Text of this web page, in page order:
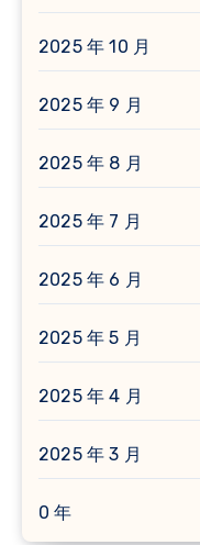
2025 年 10 月
2025 年 9 月
2025 年 8 月
2025 年 7 月
2025 年 6 月
2025 年 5 月
2025 年 4 月
2025 年 3 月
0 年